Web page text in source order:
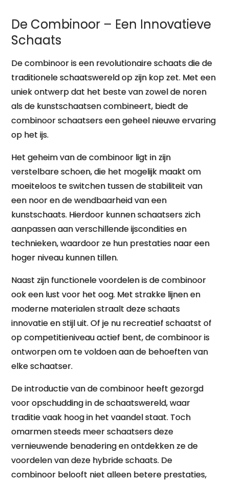
De Combinoor – Een Innovatieve
Schaats
De combinoor is een revolutionaire schaats die de
traditionele schaatswereld op zijn kop zet. Met een
uniek ontwerp dat het beste van zowel de noren
als de kunstschaatsen combineert, biedt de
combinoor schaatsers een geheel nieuwe ervaring
op het ijs.
Het geheim van de combinoor ligt in zijn
verstelbare schoen, die het mogelijk maakt om
moeiteloos te switchen tussen de stabiliteit van
een noor en de wendbaarheid van een
kunstschaats. Hierdoor kunnen schaatsers zich
aanpassen aan verschillende ijscondities en
technieken, waardoor ze hun prestaties naar een
hoger niveau kunnen tillen.
Naast zijn functionele voordelen is de combinoor
ook een lust voor het oog. Met strakke lijnen en
moderne materialen straalt deze schaats
innovatie en stijl uit. Of je nu recreatief schaatst of
op competitieniveau actief bent, de combinoor is
ontworpen om te voldoen aan de behoeften van
elke schaatser.
De introductie van de combinoor heeft gezorgd
voor opschudding in de schaatswereld, waar
traditie vaak hoog in het vaandel staat. Toch
omarmen steeds meer schaatsers deze
vernieuwende benadering en ontdekken ze de
voordelen van deze hybride schaats. De
combinoor belooft niet alleen betere prestaties,